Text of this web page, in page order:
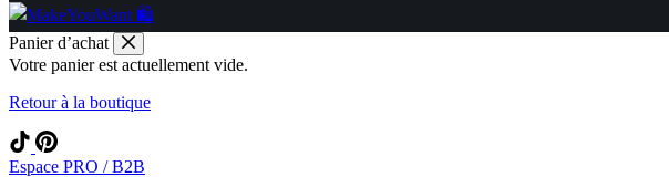
Panier d’achat
Votre panier est actuellement vide.
Retour à la boutique
Espace PRO / B2B